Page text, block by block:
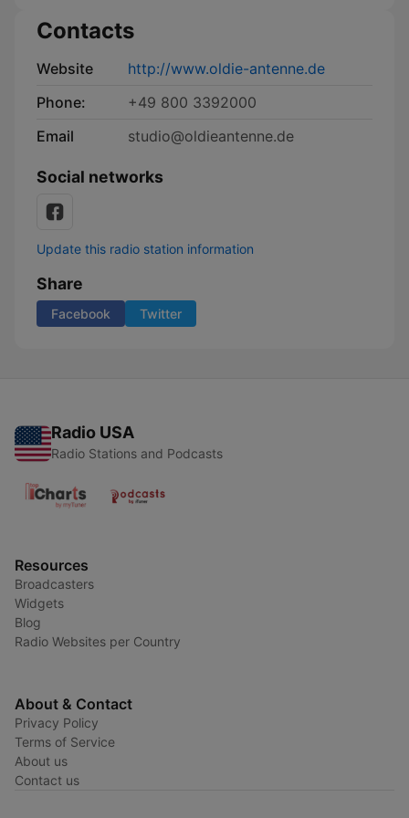
Contacts
Website
http://www.oldie-antenne.de
Phone:
+49 800 3392000
Email
studio@oldieantenne.de
Social networks
Update this radio station information
Share
Facebook Twitter
Radio USA
Radio Stations and Podcasts
Resources
Broadcasters
Widgets
Blog
Radio Websites per Country
About & Contact
Privacy Policy
Terms of Service
About us
Contact us